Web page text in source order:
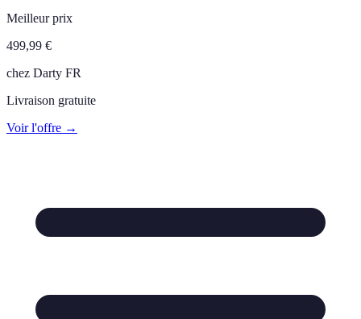
Meilleur prix
499,99 €
chez Darty FR
Livraison gratuite
Voir l'offre →